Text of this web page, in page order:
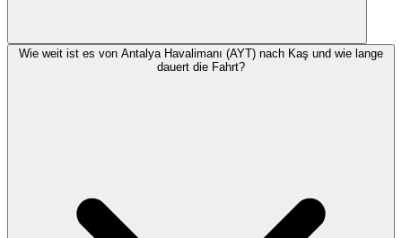
Wie weit ist es von Antalya Havalimanı (AYT) nach Kaş und wie lange
dauert die Fahrt?